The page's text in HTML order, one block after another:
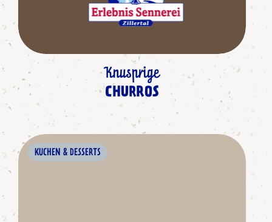
Knusprige
CHURROS
KUCHEN & DESSERTS